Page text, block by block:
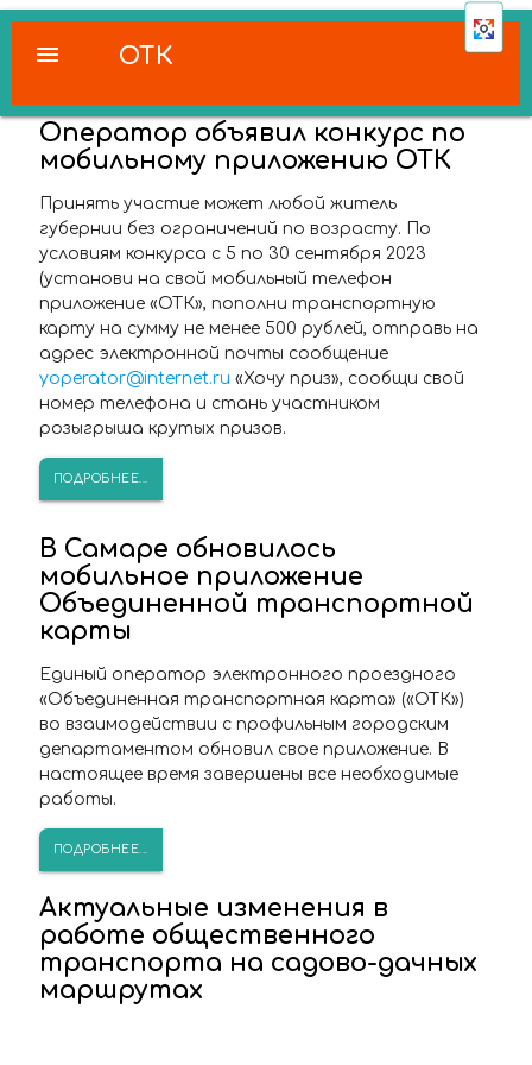
ОТК
menu
Оператор объявил конкурс по
мобильному приложению ОТК
Принять участие может любой житель
губернии без ограничений по возрасту. По
условиям конкурса с 5 по 30 сентября 2023
(установи на свой мобильный телефон
приложение «ОТК», пополни транспортную
карту на сумму не менее 500 рублей, отправь на
адрес электронной почты сообщение
yoperator@internet.ru «Хочу приз», сообщи свой
номер телефона и стань участником
розыгрыша крутых призов.
ПОДРОБНЕЕ...
В Самаре обновилось
мобильное приложение
Объединенной транспортной
карты
Единый оператор электронного проездного
«Объединенная транспортная карта» («ОТК»)
во взаимодействии с профильным городским
департаментом обновил свое приложение. В
настоящее время завершены все необходимые
работы.
ПОДРОБНЕЕ...
Актуальные изменения в
работе общественного
транспорта на садово-дачных
маршрутах